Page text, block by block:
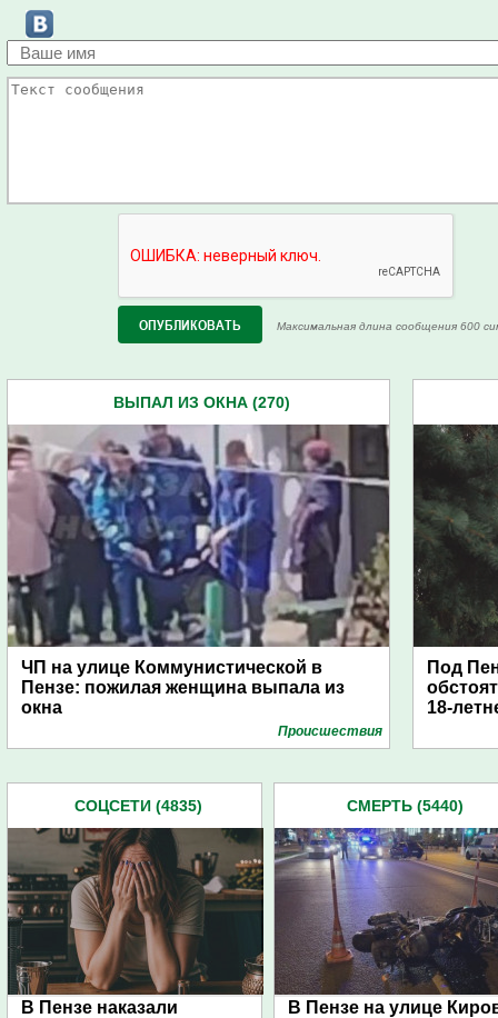
Максимальная длина сообщения 600
ВЫПАЛ ИЗ ОКНА (270)
ЧП на улице Коммунистической в
Пензе: пожилая женщина выпала из
окна
Проиcшествия
Под
18-
СОЦСЕТИ (4835)
В Пензе наказали
СМЕРТЬ (5440)
В Пензе на улице